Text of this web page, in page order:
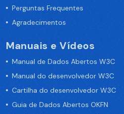
Perguntas Frequentes
Agradecimentos
Manuais e Vídeos
Manual de Dados Abertos W3C
Manual do desenvolvedor W3C
Cartilha do desenvolvedor W3C
Guia de Dados Abertos OKFN